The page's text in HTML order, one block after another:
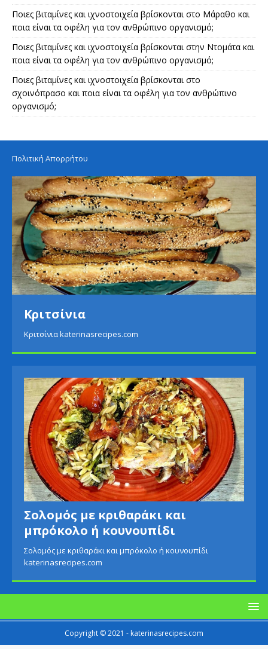
Ποιες βιταμίνες και ιχνοστοιχεία βρίσκονται στο Μάραθο και
ποια είναι τα οφέλη για τον ανθρώπινο οργανισμό;
Ποιες βιταμίνες και ιχνοστοιχεία βρίσκονται στην Ντομάτα και
ποια είναι τα οφέλη για τον ανθρώπινο οργανισμό;
Ποιες βιταμίνες και ιχνοστοιχεία βρίσκονται στο
σχοινόπρασο και ποια είναι τα οφέλη για τον ανθρώπινο
οργανισμό;
Πολιτική Απορρήτου
Κριτσίνια
Κριτσίνια katerinasrecipes.com
Σολομός με κριθαράκι και
μπρόκολο ή κουνουπίδι
Σολομός με κριθαράκι και μπρόκολο ή κουνουπίδι
katerinasrecipes.com
Copyright © 2021 - katerinasrecipes.com